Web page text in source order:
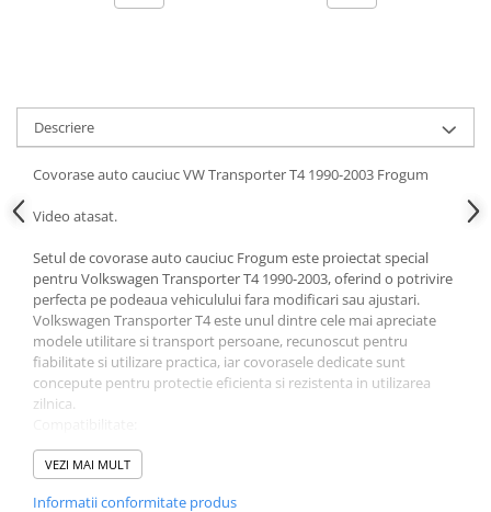
Ornamente Schimbator Viteza
Plasa elastica & Organizator Auto
Prelate Auto
Scrumiere Auto
Stergatoare Parbriz
Suport Auto Ochelari
Suporti Numar Inmatriculare
Suporti Pahar Auto
Suporti Telefon Auto
Tetiera Auto
Covorase AUDI
Covorase BMW
Descriere
Covorase auto cauciuc VW Transporter T4 1990-2003 Frogum
Video atasat.
Setul de covorase auto cauciuc Frogum este proiectat special
pentru Volkswagen Transporter T4 1990-2003, oferind o potrivire
perfecta pe podeaua vehiculului fara modificari sau ajustari.
Volkswagen Transporter T4 este unul dintre cele mai apreciate
modele utilitare si transport persoane, recunoscut pentru
fiabilitate si utilizare practica, iar covorasele dedicate sunt
concepute pentru protectie eficienta si rezistenta in utilizarea
zilnica.
✔ Volkswagen Transporter T4 1990-2003
✔ Volkswagen Caravelle T4
✔ versiuni utilitare si transport persoane
VEZI MAI MULT
Informatii conformitate produs